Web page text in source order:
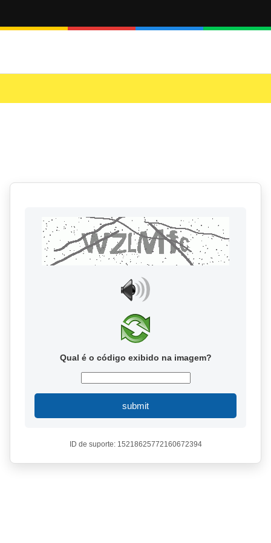
Qual é o código exibido na imagem?
submit
ID de suporte: 15218625772160672394